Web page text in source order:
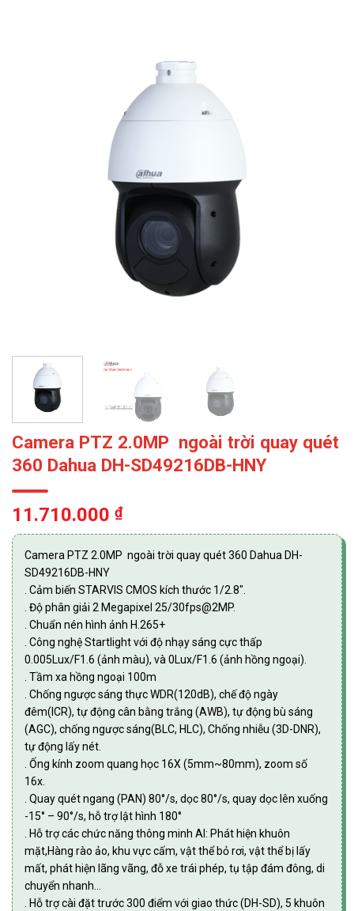
Camera PTZ 2.0MP ngoài trời quay quét
360 Dahua DH-SD49216DB-HNY
11.710.000 ₫
Camera PTZ 2.0MP ngoài trời quay quét 360 Dahua DH-
SD49216DB-HNY
. Cảm biến STARVIS CMOS kích thước 1/2.8″.
. Độ phân giải 2 Megapixel 25/30fps@2MP.
. Chuẩn nén hình ảnh H.265+
. Công nghệ Startlight với độ nhạy sáng cực thấp
0.005Lux/F1.6 (ảnh màu), và 0Lux/F1.6 (ảnh hồng ngoại).
. Tầm xa hồng ngoại 100m
. Chống ngược sáng thực WDR(120dB), chế độ ngày
đêm(ICR), tự động cân bằng trắng (AWB), tự động bù sáng
(AGC), chống ngược sáng(BLC, HLC), Chống nhiễu (3D-DNR),
tự động lấy nét.
. Ống kính zoom quang học 16X (5mm~80mm), zoom số
16x.
. Quay quét ngang (PAN) 80°/s, dọc 80°/s, quay dọc lên xuống
-15° – 90°/s, hỗ trợ lật hình 180°
. Hỗ trợ các chức năng thông minh AI: Phát hiện khuôn
mặt,Hàng rào ảo, khu vực cấm, vật thể bỏ rơi, vật thể bị lấy
mất, phát hiện lãng vãng, đỗ xe trái phép, tụ tập đám đông, di
chuyển nhanh…
. Hỗ trợ cài đặt trước 300 điểm với giao thức (DH-SD), 5 khuôn